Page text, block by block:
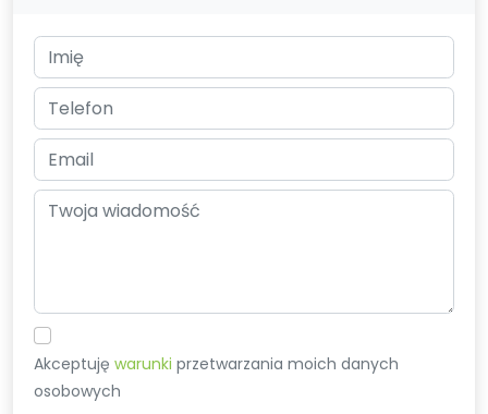
Akceptujęwarunki przetwarzania moich danych
osobowych